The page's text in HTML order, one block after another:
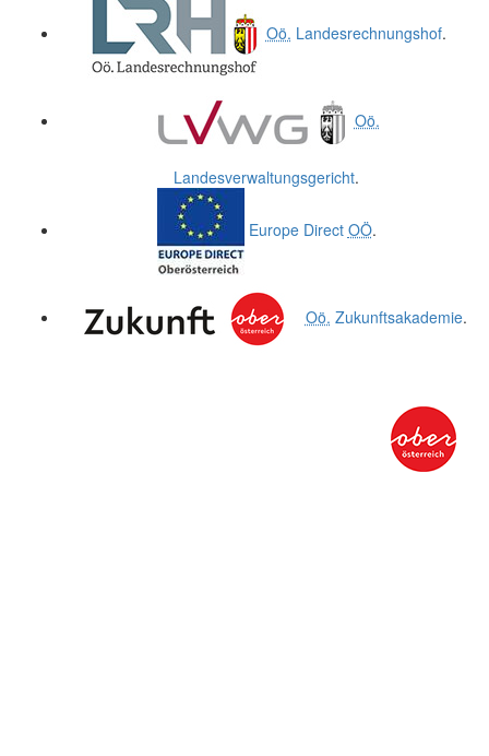
Oö. Landesrechnungshof.
Oö.
Landesverwaltungsgericht.
Europe Direct OÖ.
Oö. Zukunftsakademie.